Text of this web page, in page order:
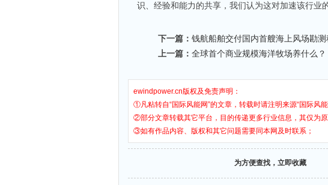
识、经验和能力的共享，我们认为这对加速该行业
下一篇： 钱航船舶交付国内首艘海上风场勘
上一篇： 全球首个商业规模海洋牧场养什么？
ewindpower.cn版权及免责声明：
①凡粘转自“国际风能网”的文章，转载时请注明来源“国际风能
②部分文章转载其它平台，目的传递更多行业信息，其仅为
③如有作品内容、版权和其它问题需要同本网及时联系；
为方便查找，立即收藏